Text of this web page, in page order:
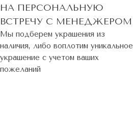
НА ПЕРСОНАЛЬНУЮ
ВСТРЕЧУ С МЕНЕДЖЕРОМ
Мы подберем украшения из
наличия, либо воплотим уникальное
украшение с учетом ваших
пожеланий